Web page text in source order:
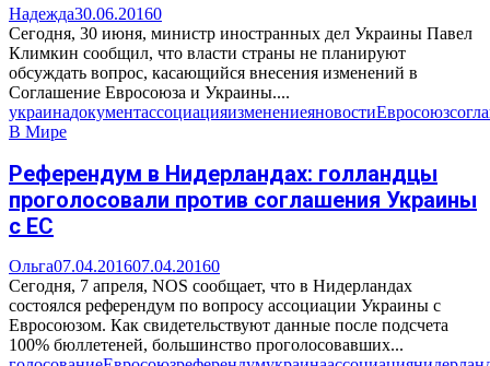
Надежда30.06.20160
Сегодня, 30 июня, министр иностранных дел Украины Павел
Климкин сообщил, что власти страны не планируют
обсуждать вопрос, касающийся внесения изменений в
Соглашение Евросоюза и Украины....
украинадокументассоциацияизменениеяновостиЕвросоюз
В Мире
Референдум в Нидерландах: голландцы
проголосовали против соглашения Украины
с ЕС
Ольга07.04.201607.04.20160
Сегодня, 7 апреля, NOS сообщает, что в Нидерландах
состоялся референдум по вопросу ассоциации Украины с
Евросоюзом. Как свидетельствуют данные после подсчета
100% бюллетеней, большинство проголосовавших...